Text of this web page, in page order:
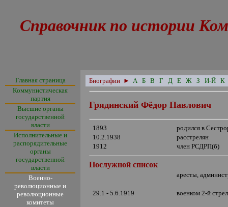
Справочник по истории
Главная страница
Коммунистическая
партия
Высшие органы
государственной
власти
Исполнительные и
распорядительные
органы
государственной
власти
Военно-
революционные и
революционные
комитеты
Биографии ► А Б В Г Д Е Ж З И-Й К
Грядинский Фёдор Павлович
1893
родился в
10.2.1938
расстрелян
1912
член РСДРП(б)
Послужной список
аресты,
29.1 - 5.6.1919 военком 2-й